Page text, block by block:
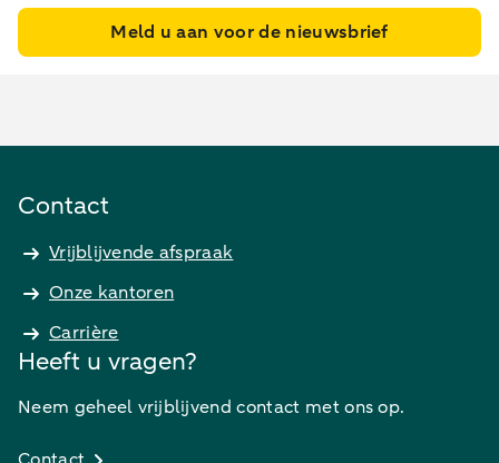
Meld u aan voor de nieuwsbrief
Contact
Vrijblijvende afspraak
Onze kantoren
Carrière
Heeft u vragen?
Neem geheel vrijblijvend contact met ons op.